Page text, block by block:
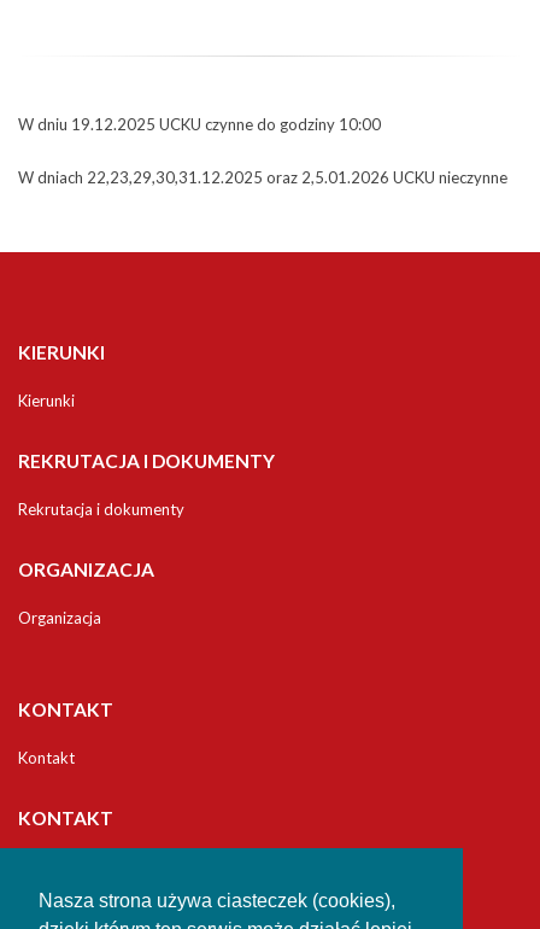
Nasza strona używa ciasteczek (cookies),
W dniu 19.12.2025 UCKU czynne do godziny 10:00
W dniach 22,23,29,30,31.12.2025 oraz 2,5.01.2026 UCKU nieczynne
KIERUNKI
Kierunki
REKRUTACJA I DOKUMENTY
Rekrutacja i dokumenty
ORGANIZACJA
Organizacja
KONTAKT
Kontakt
KONTAKT
Jana Długosza w Częstochowie
Studia Podyplomowe